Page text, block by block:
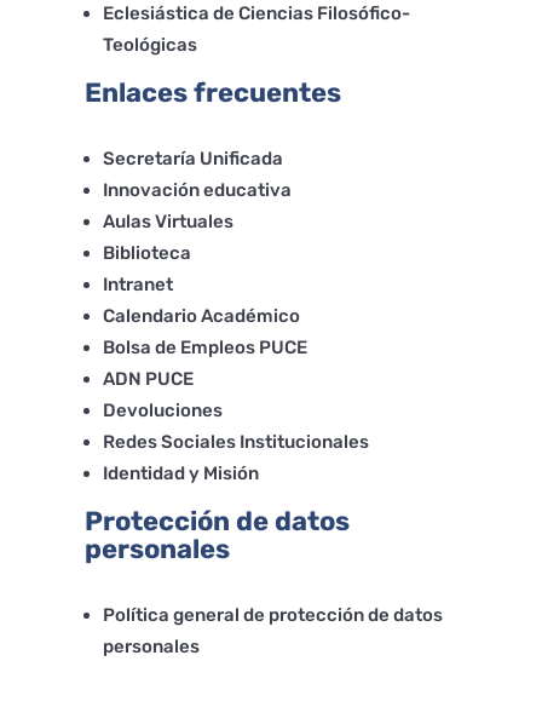
Eclesiástica de Ciencias Filosófico-
Teológicas
Enlaces frecuentes
Secretaría Unificada
Innovación educativa
Aulas Virtuales
Biblioteca
Intranet
Calendario Académico
Bolsa de Empleos PUCE
ADN PUCE
Devoluciones
Redes Sociales Institucionales
Identidad y Misión
Protección de datos
personales
Política general de protección de datos
personales